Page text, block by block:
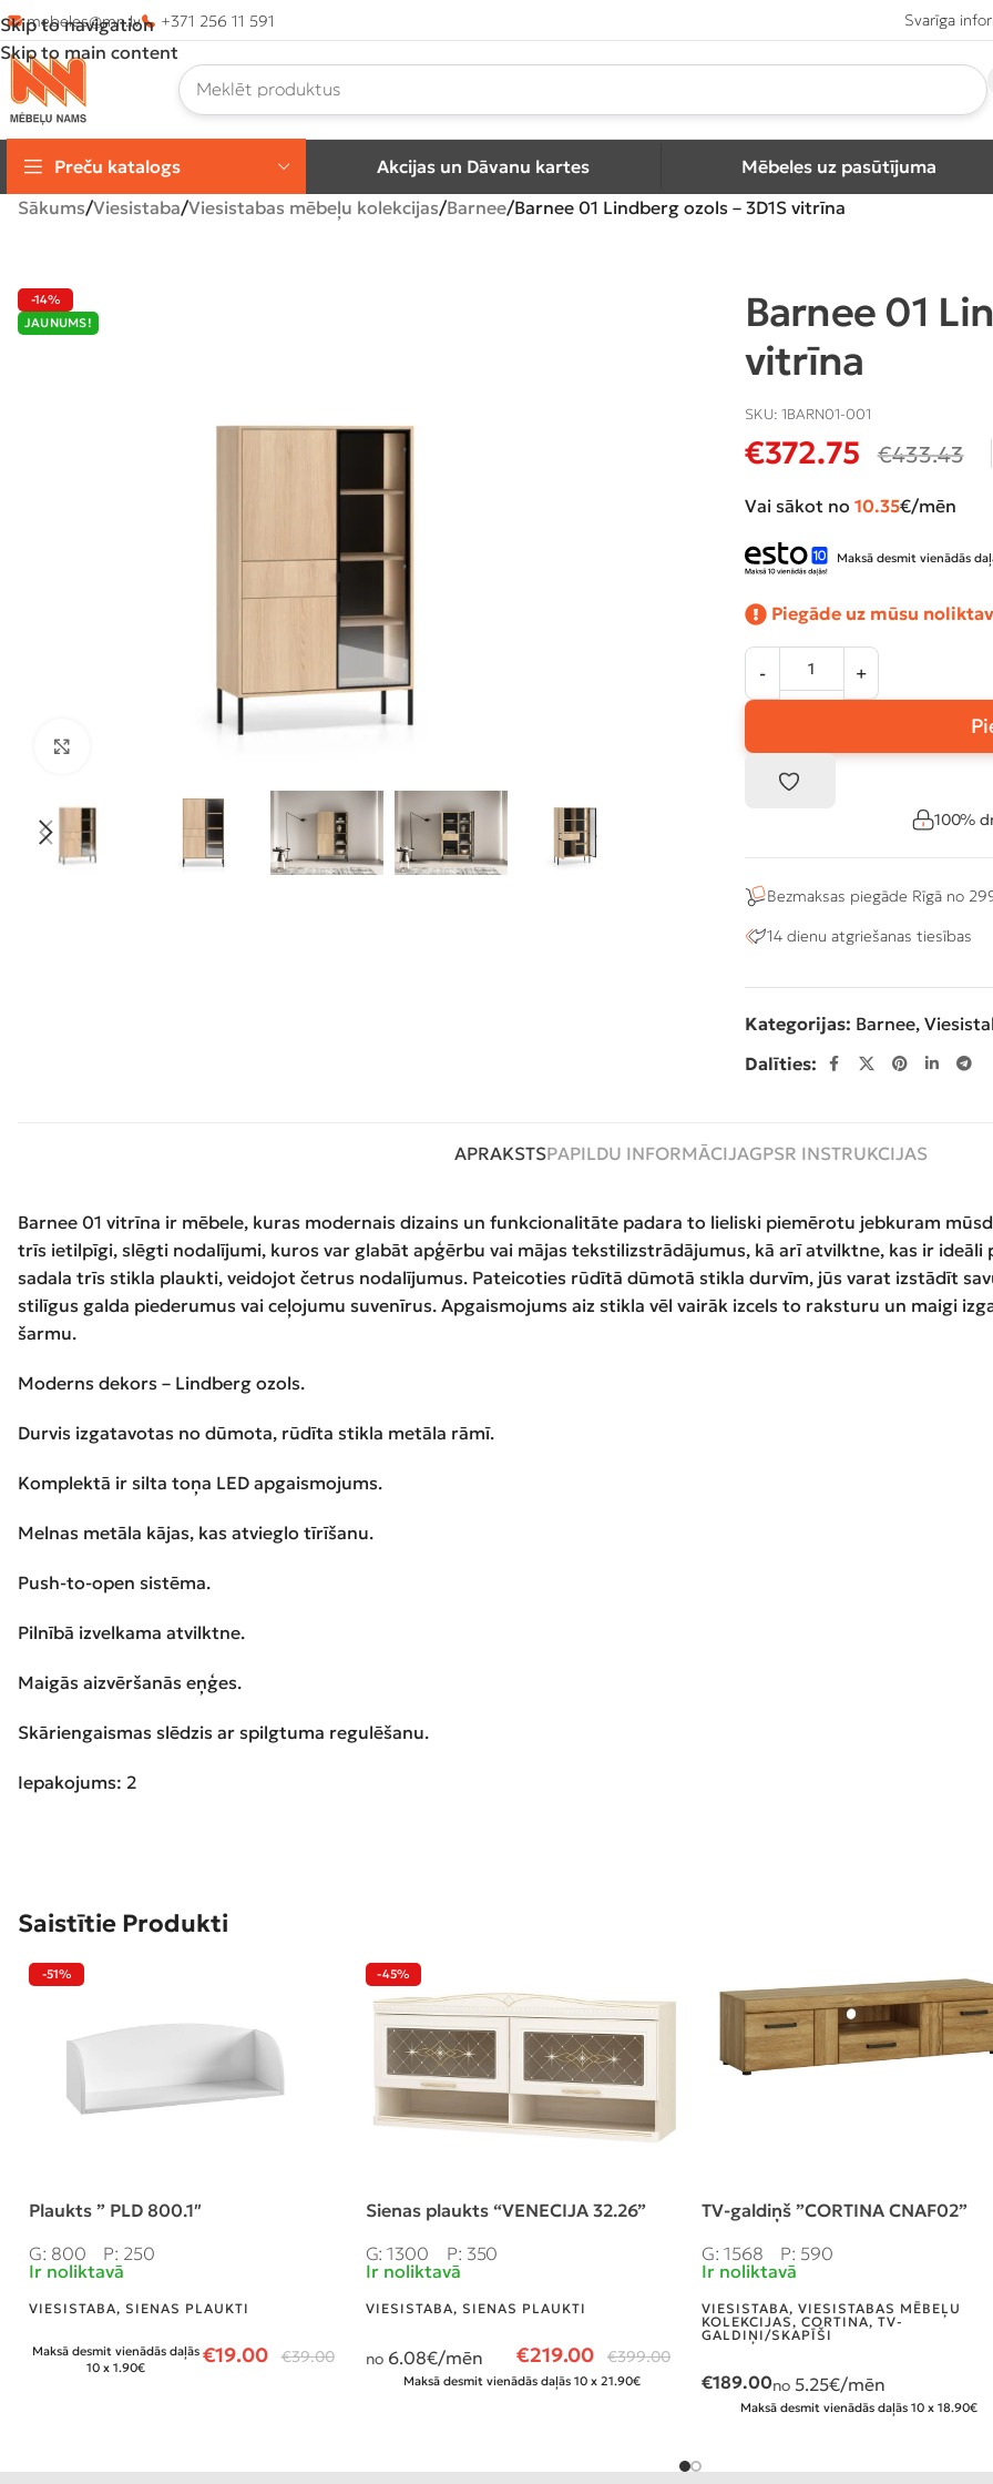
Skip to navigation
Skip to main content
mebeles@mn.lv +371 256 11 591 Svarīga
Preču katalogs Akcijas un Dāvanu kartes Mēbeles uz pasūtījuma
Sākums Viesistaba Viesistabas mēbeļu kolekcijas Barnee Barnee 01 Lindberg ozols – 3D1S vitrīna
-14%
JAUNUMS!
Barnee 01
vitrīna
SKU: 1BARN01-001
€372.75 €433.43
Vai sākot no 10.35€/mēn
Maksā desmit vienādās
Piegāde uz mūsu
100%
Bezmaksas piegāde Rīgā no
14 dienu atgriešanas tiesības
Kategorijas: Barnee,
Dalīties:
APRAKSTSPAPILDU INFORMĀCIJAGPSR INSTRUKCIJAS
Barnee 01 vitrīna ir mēbele, kuras modernais dizains un funkcionalitāte padara to lieliski piemērotu jebkuram
trīs ietilpīgi, slēgti nodalījumi, kuros var glabāt apģērbu vai mājas tekstilizstrādājumus, kā arī atvilktne, kas ir
sadala trīs stikla plaukti, veidojot četrus nodalījumus. Pateicoties rūdītā dūmotā stikla durvīm, jūs varat izstādīt
stilīgus galda piederumus vai ceļojumu suvenīrus. Apgaismojums aiz stikla vēl vairāk izcels to raksturu un maigi
šarmu.
Moderns dekors – Lindberg ozols.
Durvis izgatavotas no dūmota, rūdīta stikla metāla rāmī.
Komplektā ir silta toņa LED apgaismojums.
Melnas metāla kājas, kas atvieglo tīrīšanu.
Push-to-open sistēma.
Pilnībā izvelkama atvilktne.
Maigās aizvēršanās eņģes.
Skāriengaismas slēdzis ar spilgtuma regulēšanu.
Iepakojums: 2
Saistītie Produkti
-51%
Plaukts ” PLD 800.1″
G: 800
P: 250
Ir noliktavā
VIESISTABA, SIENAS PLAUKTI
€19.00 €39.00
Maksā desmit vienādās daļās
10 x 1.90€
-45%
Sienas plaukts “VENECIJA 32.26”
G: 1300
P: 350
Ir noliktavā
VIESISTABA, SIENAS PLAUKTI
€219.00 €399.00
no 6.08€/mēn
Maksā desmit vienādās daļās 10 x 21.90€
TV-galdiņš ”CORTINA CNAF02”
G: 1568
P: 590
Ir noliktavā
VIESISTABA, VIESISTABAS MĒBEĻU
KOLEKCIJAS, CORTINA, TV-
GALDIŅI/SKAPĪŠI
€189.00no 5.25€/mēn
Maksā desmit vienādās daļās 10 x 18.90€